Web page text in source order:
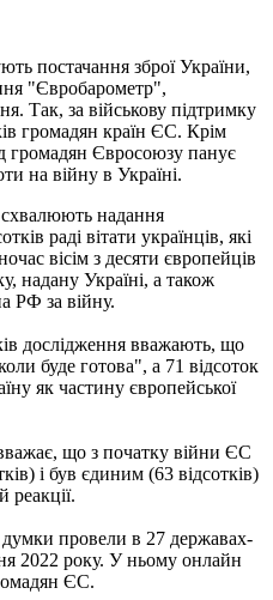
постачання зброї України,
"Євробарометр",
Так, за військову підтримку
громадян країн ЄС. Крім
громадян Євросоюзу панує
на війну в Україні.
надання
раді вітати українців, які
вісім з десяти європейців
надану Україні, а також
РФ за війну.
дослідження вважають, що
буде готова", а 71 відсоток
як частину європейської
що з початку війни ЄС
і був єдиним (63 відсотків)
реакції.
провели в 27 державах-
2022 року. У ньому онлайн
ЄС.